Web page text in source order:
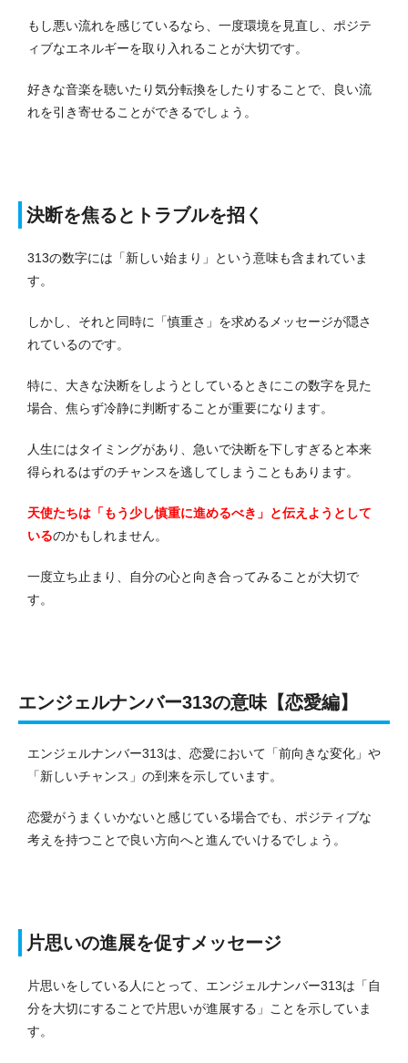
もし悪い流れを感じているなら、一度環境を見直し、ポジテ
ィブなエネルギーを取り入れることが大切です。
好きな音楽を聴いたり気分転換をしたりすることで、良い流
れを引き寄せることができるでしょう。
決断を焦るとトラブルを招く
313の数字には「新しい始まり」という意味も含まれていま
す。
しかし、それと同時に「慎重さ」を求めるメッセージが隠さ
れているのです。
特に、大きな決断をしようとしているときにこの数字を見た
場合、焦らず冷静に判断することが重要になります。
人生にはタイミングがあり、急いで決断を下しすぎると本来
得られるはずのチャンスを逃してしまうこともあります。
天使たちは「もう少し慎重に進めるべき」と伝えようとして
いるのかもしれません。
一度立ち止まり、自分の心と向き合ってみることが大切で
す。
エンジェルナンバー313の意味【恋愛編】
エンジェルナンバー313は、恋愛において「前向きな変化」や
「新しいチャンス」の到来を示しています。
恋愛がうまくいかないと感じている場合でも、ポジティブな
考えを持つことで良い方向へと進んでいけるでしょう。
片思いの進展を促すメッセージ
片思いをしている人にとって、エンジェルナンバー313は「自
分を大切にすることで片思いが進展する」ことを示していま
す。